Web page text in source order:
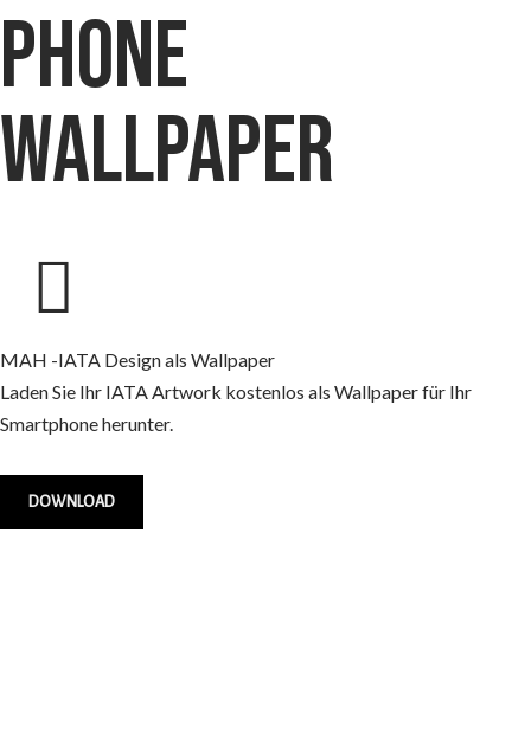
phone
wallpaper
MAH -IATA Design als Wallpaper
Laden Sie Ihr IATA Artwork kostenlos als Wallpaper für Ihr
Smartphone herunter.
DOWNLOAD